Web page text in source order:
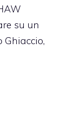
su un
Ghiaccio,